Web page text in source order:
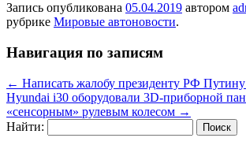
Запись опубликована 05.04.2019 автором
рубрике Мировые автоновости.
Навигация по записям
← Написать жалобу президенту РФ
Hyundai i30 оборудовали 3D-приборной
«сенсорным» рулевым колесом →
Найти: